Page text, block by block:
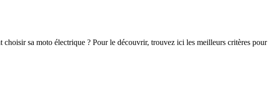
sa moto électrique ? Pour le découvrir, trouvez ici les meilleurs critères pour